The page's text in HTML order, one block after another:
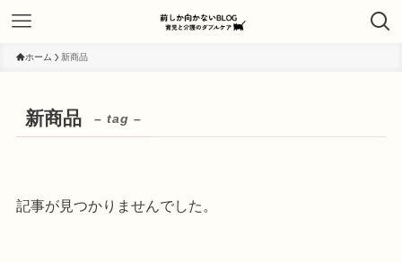
ホーム 新商品
新商品 – tag –
記事が見つかりませんでした。